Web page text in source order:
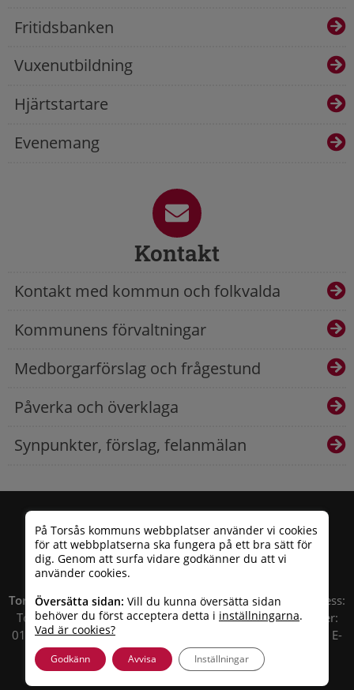
På Torsås kommuns webbplatser använder vi cookies
för att webbplatserna ska fungera på ett bra sätt för
dig. Genom att surfa vidare godkänner du att vi
använder cookies.
Översätta sidan: Vill du kunna översätta sidan
behöver du först acceptera detta i inställningarna.
Vad är cookies?
Godkänn Avvisa Inställningar
Fritidsbanken
Vuxenutbildning
Hjärtstartare
Evenemang
Kontakt
Kontakt med kommun och folkvalda
Kommunens förvaltningar
Medborgarförslag och frågestund
Påverka och överklaga
Synpunkter, förslag, felanmälan
Torsås kommun| Besöksadress: Allfargatan 26 | Postadress:
Torsås kommun, Box 503, 385 25 Torsås Telefonnummer:
010 – 35 33 100 | Organisationsnummer: 212000-0696 | E-
post:info@torsas.se|Tillgänglighetsredogörelse